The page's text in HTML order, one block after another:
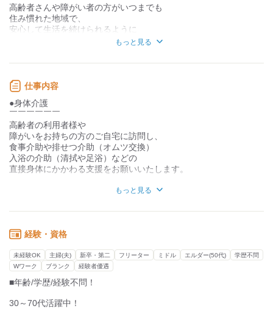
力仕事が少ない
高齢者さんや障がい者の方がいつまでも
住み慣れた地域で、
安心して生活を続けられるように
介護・健康・福祉・医療など
調査・連絡・企画・実施など
様々な分野から支援も行っており、
地域の福祉力向上に向けて
●未経験/ブランクOK
￣￣￣￣￣￣￣￣￣￣
研修制度が充実しているので、
未経験の方や、経験の浅い方、
お仕事を覚えて頂くことから！
一応研修期間として3ヶ月と
単独勤務開始に関しては、
ご自身のタイミングで大丈夫です◎
●主婦(夫)さん活躍
￣￣￣￣￣￣￣￣￣
スタッフの8割は主婦(夫)さん！！
もっと見る
仕事内容
●身体介護
￣￣￣￣￣￣
高齢者の利用者様や
障がいをお持ちの方のご自宅に訪問し、
食事介助や排せつ介助（オムツ交換）
入浴の介助（清拭や足浴）などの
直接身体にかかわる支援をお願いいたします。
高齢者の利用者様や
家事を中心といた生活の支援を行います。
オムライスやハンバーグ、焼きそば、
日頃から親しみやすい料理を作っています。
味付けはご利用者様に味見をしてもらいながら、
希望に沿うカタチで調理します。
もっと見る
経験・資格
未経験OK 主婦(夫) 新卒・第二 フリーター ミドル エルダー(50代)
学歴不問
Wワーク
ブランク 経験者優遇
■年齢/学歴/経験不問！
30～70代活躍中！